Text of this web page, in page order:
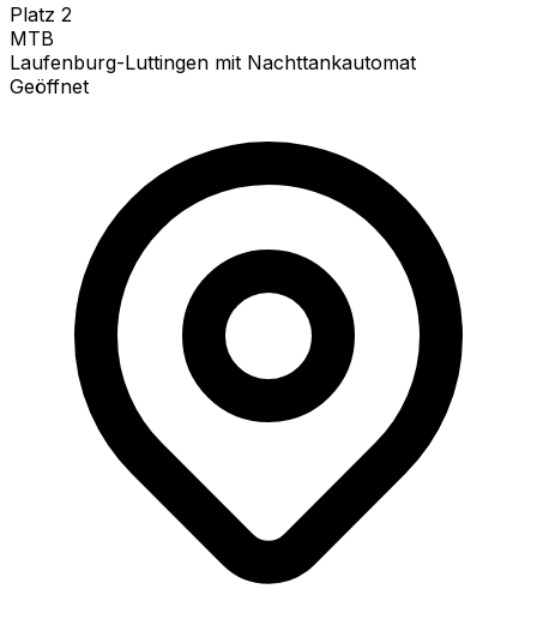
Platz 2
MTB
Laufenburg-Luttingen mit Nachttankautomat
Geöffnet